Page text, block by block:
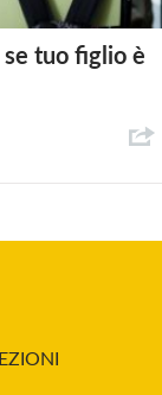
se tuo figlio è